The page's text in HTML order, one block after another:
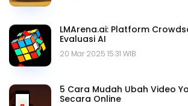
LMArena.ai: Platform
Evaluasi AI
20 Mar 2025 15.31 WIB
5 Cara Mudah Ubah Video
Secara Online